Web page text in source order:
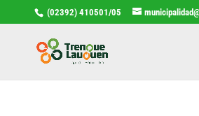
(02392) 410501/05